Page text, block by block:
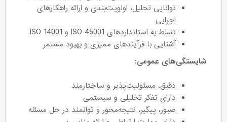
توانایی تحلیل، اولویت‌بندی و ارائه راهکارهای
اجرایی
تسلط به استانداردهای ISO 45001 و ISO 14001
آشنایی با فرآیندهای ممیزی و بهبود مستمر
شایستگی‌های عمومی:
دقیق، مسئولیت‌پذیر و ساختارمند
دارای تفکر تحلیلی و سیستمی
صبور، پیگیر، نتیجه‌محور و توانمند در حل مسئله